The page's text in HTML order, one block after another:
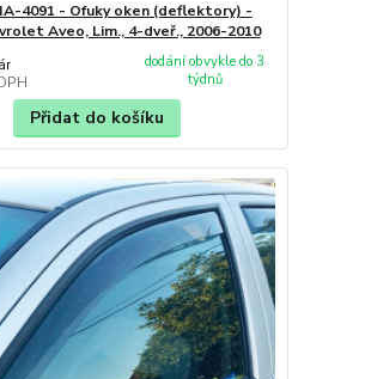
4091 - Ofuky oken (deflektory) -
Aveo, Lim., 4-dveř., 2006-2010
dodání obvykle do 3
týdnů
Přidat do košíku